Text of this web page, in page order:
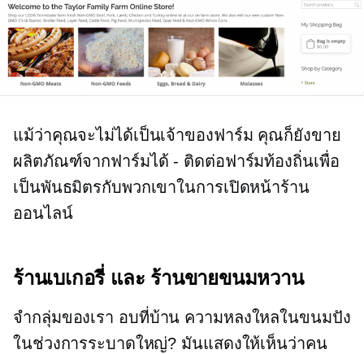
แม้ว่าคุณจะไม่ได้เป็นเจ้าของฟาร์ม คุณก็ยังขาย
ผลิตภัณฑ์จากฟาร์มได้ - ติดต่อฟาร์มท้องถิ่นเพื่อ
เป็นพันธมิตรกับพวกเขาในการเปิดหน้าร้าน
ออนไลน์
ร้านเบเกอรี่ และ ร้านขายขนมหวาน
จำกลุ่มของเรา อบที่บ้าน ความหลงใหลในขนมปัง
ในช่วงการระบาดใหญ่? มันแสดงให้เห็นว่าคน